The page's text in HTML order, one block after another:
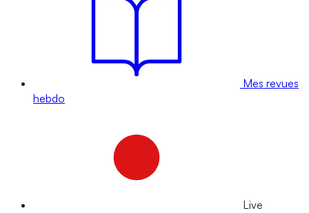
Mes revues
hebdo
Live